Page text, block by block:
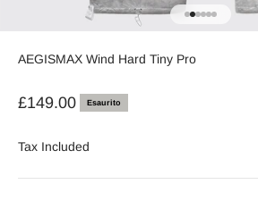
Vai
Vai
Vai
Vai
AEGISMAX Wind Hard Tiny Pro
Prezzo scontato
£149.00 Esaurito
Tax Included